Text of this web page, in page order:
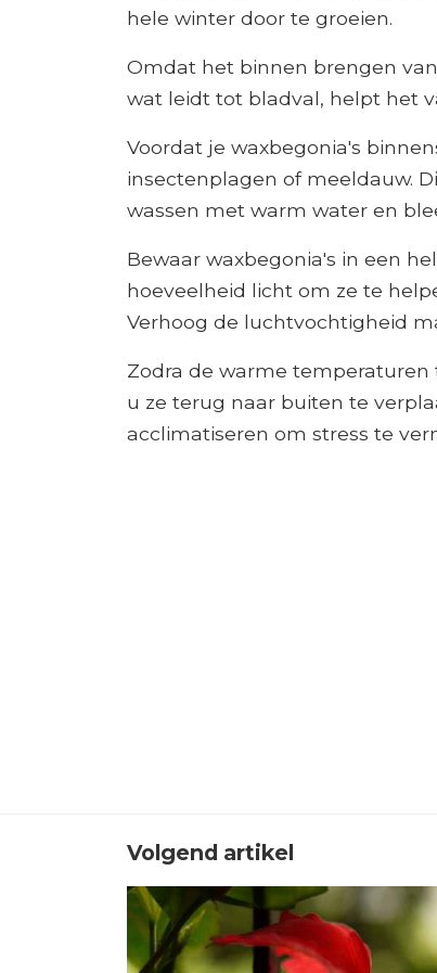
hele winter door te groeien.
Omdat het binnen brengen
wat leidt tot bladval, helpt het
Voordat je waxbegonia's
insectenplagen of meeldauw.
wassen met warm water en
Bewaar waxbegonia's in een
hoeveelheid licht om ze te
Verhoog de luchtvochtigheid
Zodra de warme
u ze terug naar buiten te
acclimatiseren om stress te
Volgend artikel